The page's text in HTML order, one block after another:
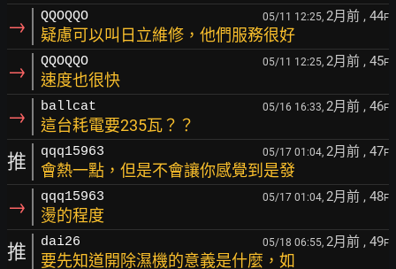
→ QQOQQO 05/11 12:25, 2月前 , 44F
疑慮可以叫日立維修，他們服務很好
→ QQOQQO 05/11 12:25, 2月前 , 45F
速度也很快
→ ballcat 05/16 16:33, 2月前 , 46F
這台耗電要235瓦？？
推 qqq15963 05/17 01:04, 2月前 , 47F
會熱一點，但是不會讓你感覺到是發
→ qqq15963 05/17 01:04, 2月前 , 48F
燙的程度
推 dai26 05/18 06:55, 2月前 , 49F
要先知道開除濕機的意義是什麼，如